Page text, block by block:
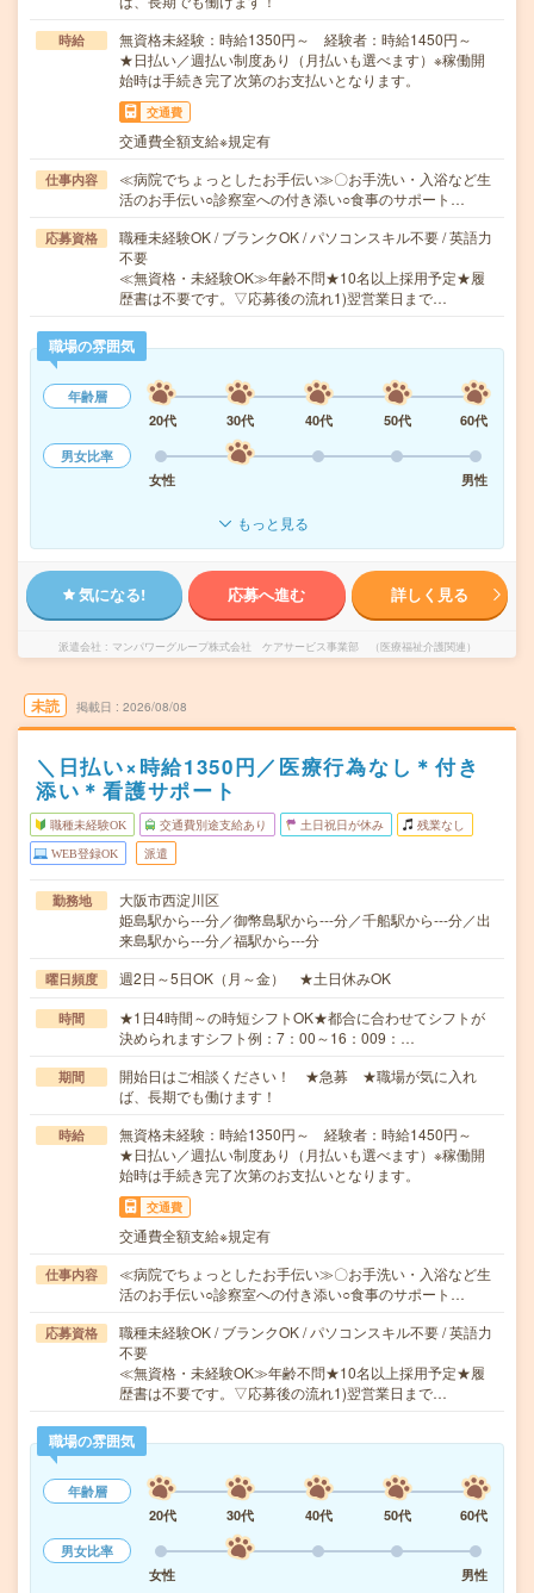
時給
無資格未経験：時給1350円～ 経験者：時給1450円～
★日払い／週払い制度あり（月払いも選べます）※稼働開
始時は手続き完了次第のお支払いとなります。
交通費
交通費全額支給※規定有
仕事内容
≪病院でちょっとしたお手伝い≫〇お手洗い・入浴など生
活のお手伝い○診察室への付き添い○食事のサポート…
応募資格
職種未経験OK / ブランクOK / パソコンスキル不要 / 英語力
不要
≪無資格・未経験OK≫年齢不問★10名以上採用予定★履
歴書は不要です。▽応募後の流れ1)翌営業日まで…
職場の雰囲気
年齢層
20代
30代 40代 50代
60代
男女比率
女性
男性
もっと見る
気になる! 応募へ進む 詳しく見る
派遣会社 マンパワーグループ株式会社 ケアサービス事業部 （医療福祉介護関連）
未読 掲載日 2026/08/08
＼日払い×時給1350円／医療行為なし＊付き
添い＊看護サポート
職種未経験OK 交通費別途支給あり 土日祝日が休み 残業なし
WEB登録OK 派遣
勤務地
大阪市西淀川区
姫島駅から---分／御幣島駅から---分／千船駅から---分／出
来島駅から---分／福駅から---分
曜日頻度 週2日～5日OK（月～金） ★土日休みOK
時間
★1日4時間～の時短シフトOK★都合に合わせてシフトが
決められますシフト例：7：00～16：009：…
期間
開始日はご相談ください！ ★急募 ★職場が気に入れ
ば、長期でも働けます！
時給
無資格未経験：時給1350円～ 経験者：時給1450円～
★日払い／週払い制度あり（月払いも選べます）※稼働開
始時は手続き完了次第のお支払いとなります。
交通費
交通費全額支給※規定有
仕事内容
≪病院でちょっとしたお手伝い≫〇お手洗い・入浴など生
活のお手伝い○診察室への付き添い○食事のサポート…
応募資格
職種未経験OK / ブランクOK / パソコンスキル不要 / 英語力
不要
≪無資格・未経験OK≫年齢不問★10名以上採用予定★履
歴書は不要です。▽応募後の流れ1)翌営業日まで…
職場の雰囲気
年齢層
20代
30代 40代 50代
60代
男女比率
女性
男性